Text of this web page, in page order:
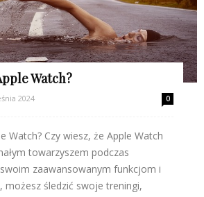
Watch?
2024 0
Watch? Czy wiesz, że Apple Watch
towarzyszem podczas
swoim zaawansowanym funkcjom i
śledzić swoje treningi,